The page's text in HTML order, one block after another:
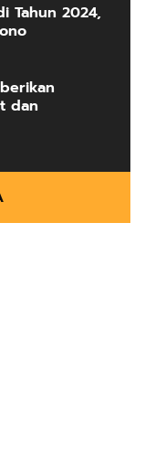
Tahun 2024,
dan